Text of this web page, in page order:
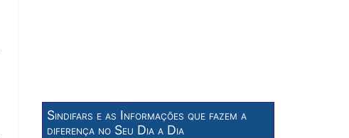
Sindifars e as Informações que fazem a
diferença no Seu Dia a Dia